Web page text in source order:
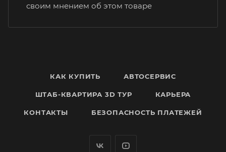
своим мнением об этом товаре
КАК КУПИТЬ АВТОСЕРВИС
ШТАБ-КВАРТИРА 3D ТУР КАРЬЕРА
КОНТАКТЫ БЕЗОПАСНОСТЬ ПЛАТЕЖЕЙ